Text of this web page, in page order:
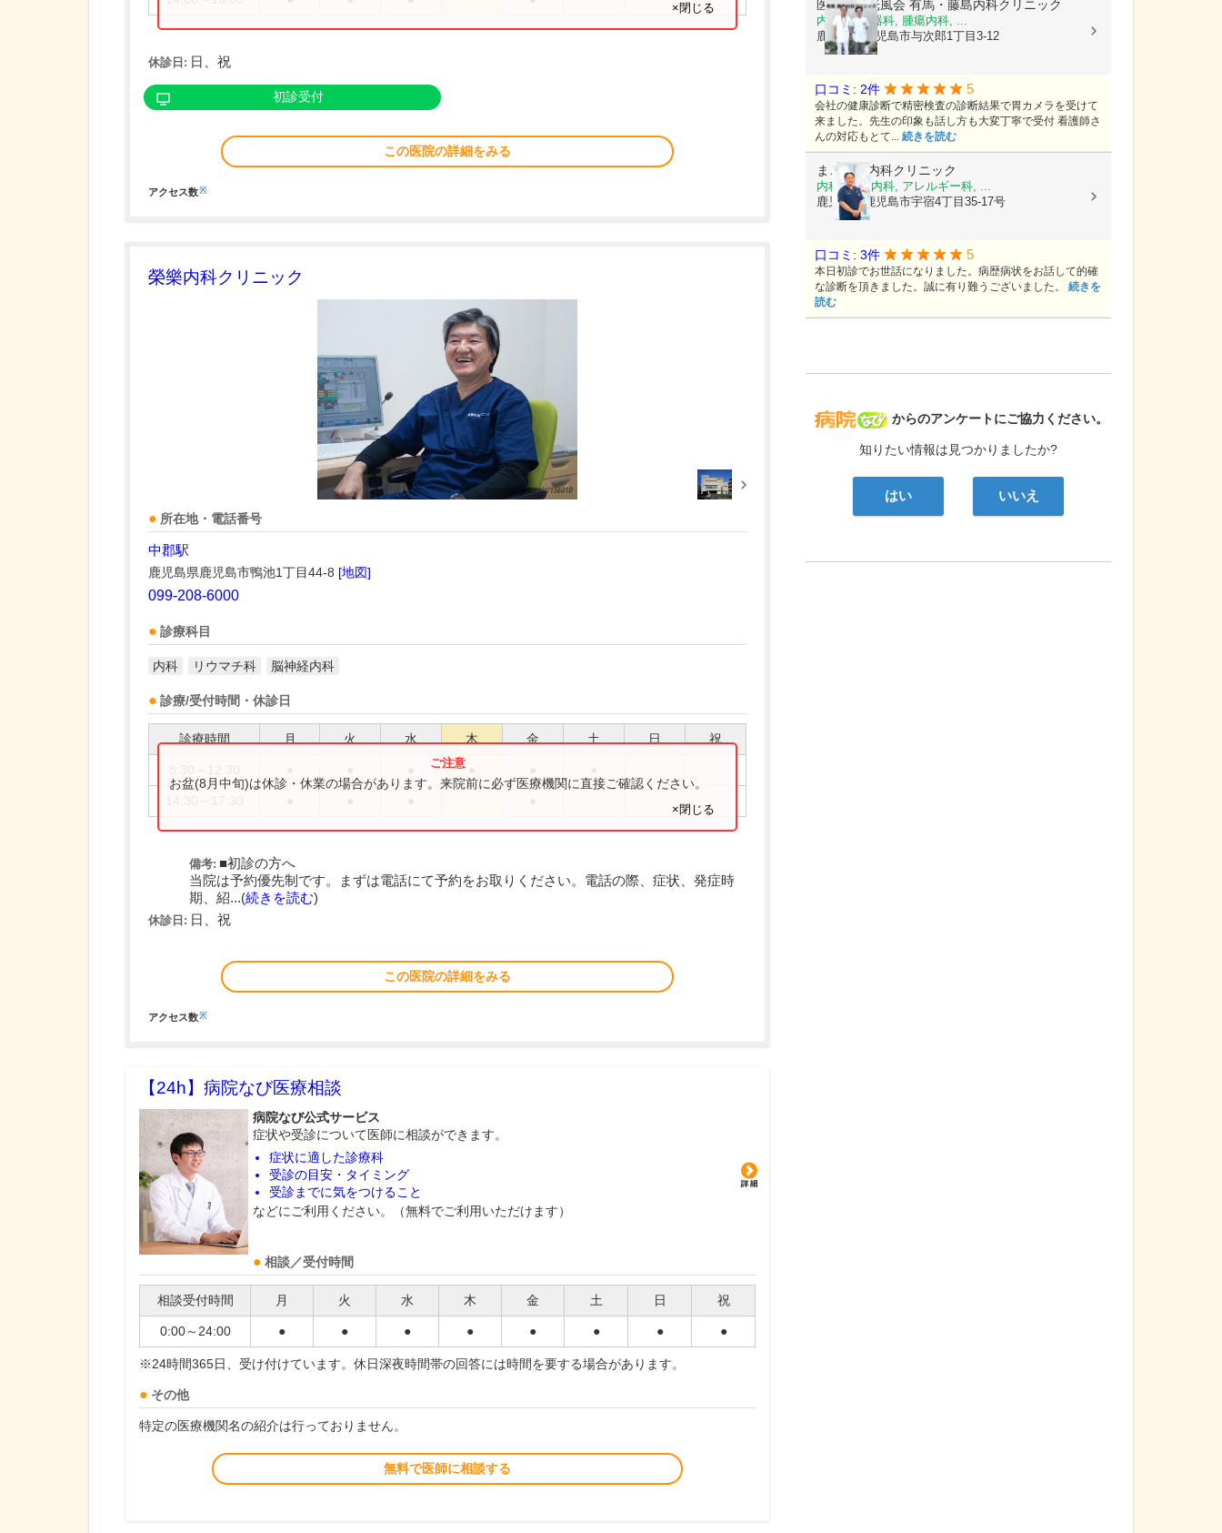
×閉じる
休診日: 日、祝
初診受付
この医院の詳細をみる
アクセス数※
榮樂内科クリニック
所在地・電話番号
中郡駅
鹿児島県鹿児島市鴨池1丁目44-8 [地図]
099-208-6000
診療科目
内科 リウマチ科 脳神経内科
診療/受付時間・休診日
診療時間 月 火 水 木 金 土 日 祝
お盆(8月中旬)は休診・休業の場合があります。来院前に必ず医療機関に直接ご確認ください。
×閉じる
備考: ■初診の方へ
当院は予約優先制です。まずは電話にて予約をお取りください。電話の際、症状、発症時
期、紹...(続きを読む)
休診日: 日、祝
この医院の詳細をみる
アクセス数※
【24h】 病院なび医療相談
病院なび公式サービス
症状や受診について医師に相談ができます。
症状に適した診療科
受診の目安・タイミング
受診までに気をつけること
などにご利用ください。（無料でご利用いただけます）
相談／受付時間
相談受付時間 月 火 水 木 金 土 日 祝
0:00～24:00 ● ● ● ● ● ● ● ●
※24時間365日、受け付けています。休日深夜時間帯の回答には時間を要する場合があります。
その他
特定の医療機関名の紹介は行っておりません。
無料で医師に相談する
病院なび
からのアンケートにご協力ください。
知りたい情報は見つかりましたか?
はい いいえ
医療法人光風会 有馬・藤島内科クリニック
内科, 消化器科, 腫瘍内科, ...
鹿児島県鹿児島市与次郎1丁目3-12
口コミ: 2件 5
会社の健康診断で精密検査の診断結果で胃カメラを受けて
来ました。先生の印象も話し方も大変丁寧で受付 看護師さ
んの対応もとて... 続きを読む
まごころ内科クリニック
内科, 神経内科, アレルギー科, ...
鹿児島県鹿児島市宇宿4丁目35-17号
口コミ: 3件 5
本日初診でお世話になりました。病歴病状をお話して的確
な診断を頂きました。誠に有り難うございました。 続きを
読む